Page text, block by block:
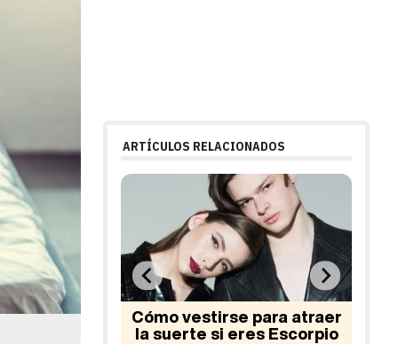
ARTÍCULOS RELACIONADOS
para atraer
Cómo funciona la